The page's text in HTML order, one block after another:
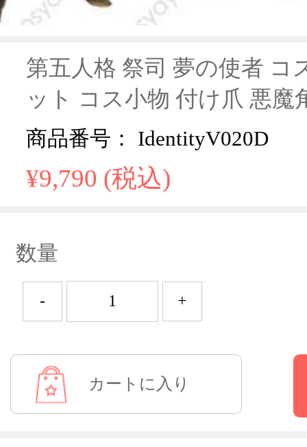
第五人格 祭司 夢の使者 コ
ット コス小物 付け爪 悪魔
商品番号： IdentityV020D
¥9,790 (税込)
数量
- +